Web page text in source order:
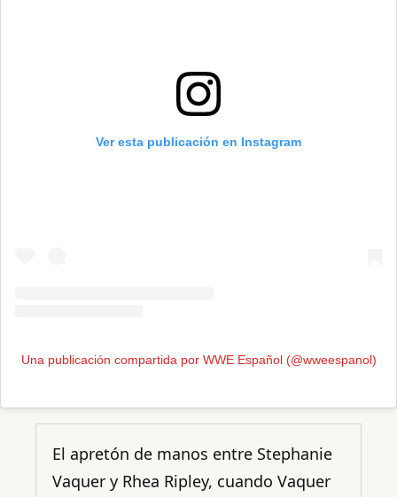
Ver esta publicación en Instagram
Una publicación compartida por WWE Español (@wweespanol)
El apretón de manos entre Stephanie
Vaquer y Rhea Ripley, cuando Vaquer